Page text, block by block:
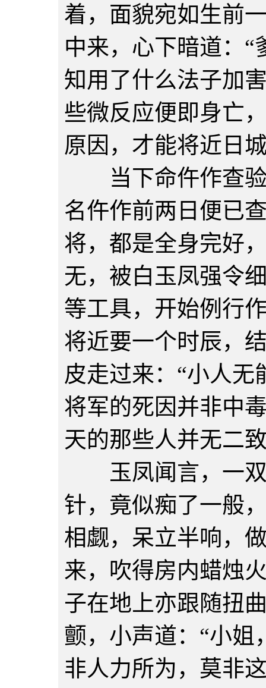
着，面貌宛如生前
中来，心下暗道：
知用了什么法子加
些微反应便即身亡
原因，才能将近日
当下命仵作查验
名仵作前两日便已
将，都是全身完好
无，被白玉凤强令
等工具，开始例行
将近要一个时辰，
皮走过来：“小人
将军的死因并非中
天的那些人并无二
玉凤闻言，一双
针，竟似痴了一般
相觑，呆立半响，
来，吹得房内蜡烛
子在地上亦跟随扭
颤，小声道：“小姐
非人力所为，莫非